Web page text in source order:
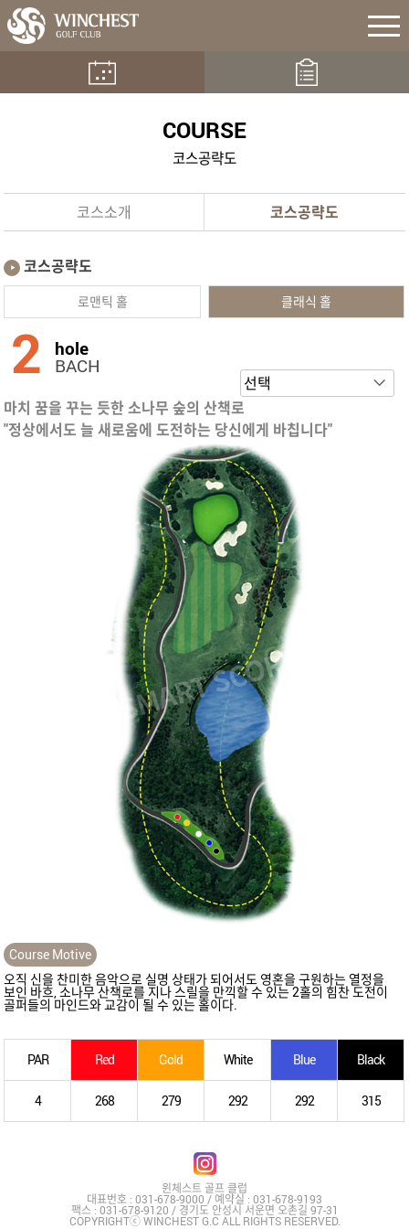
COURSE
코스공략도
코스소개 코스공략도
코스공략도
로맨틱 홀 클래식 홀
2 hole
BACH
마치 꿈을 꾸는 듯한 소나무 숲의 산책로
"정상에서도 늘 새로움에 도전하는 당신에게 바칩니다"
Course Motive
오직 신을 찬미한 음악으로 실명 상태가 되어서도 영혼을 구원하는 열정을
보인 바흐, 소나무 산책로를 지나 스릴을 만끽할 수 있는 2홀의 힘찬 도전이
골퍼들의 마인드와 교감이 될 수 있는 홀이다.
PAR Red Gold White Blue Black
4 268 279 292 292 315
윈체스트 골프 클럽
대표번호 : 031-678-9000 / 예약실 : 031-678-9193
팩스 : 031-678-9120 / 경기도 안성시 서운면 오촌길 97-31
COPYRIGHTⓒ WINCHEST G.C ALL RIGHTS RESERVED.